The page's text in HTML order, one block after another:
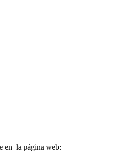
en la página web: